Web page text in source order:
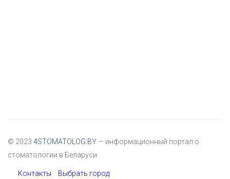
© 2023 4STOMATOLOG.BY — информационный портал о
стоматологии в Беларуси
Контакты Выбрать город